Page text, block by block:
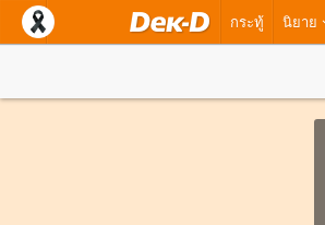
กระทู้ นิยาย